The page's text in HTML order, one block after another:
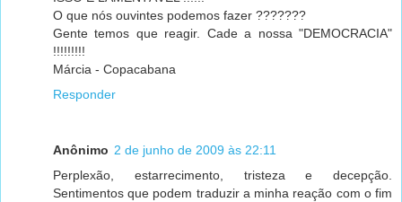
O que nós ouvintes podemos fazer ???????
Gente temos que reagir. Cade a nossa "DEMOCRACIA"
!!!!!!!!!
Márcia - Copacabana
Responder
Anônimo 2 de junho de 2009 às 22:11
Perplexão, estarrecimento, tristeza e decepção.
Sentimentos que podem traduzir a minha reação com o fim